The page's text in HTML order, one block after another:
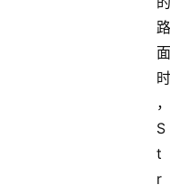
路
面
时
，
S
t
r